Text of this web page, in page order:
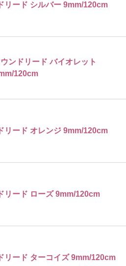
リード シルバー 9mm/120cm
ンドリード バイオレット
120cm
リード オレンジ 9mm/120cm
リード ローズ 9mm/120cm
リード ターコイズ 9mm/120cm